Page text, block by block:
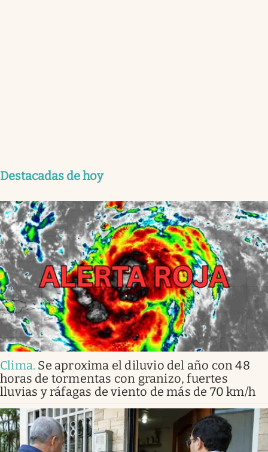
Destacadas de hoy
Clima. Se aproxima el diluvio del año con 48
horas de tormentas con granizo, fuertes
lluvias y ráfagas de viento de más de 70 km/h